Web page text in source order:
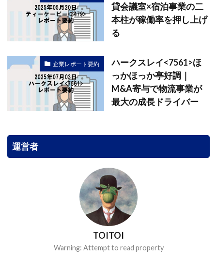
貸会議室×宿泊事業の二
本柱が稼働率を押し上げ
る
企業レポート要約
ハークスレイ<7561>ほ
っかほっか亭好調｜
M&A寄与で物流事業が
最大の成長ドライバー
運営者
TOITOI
Warning: Attempt to read property